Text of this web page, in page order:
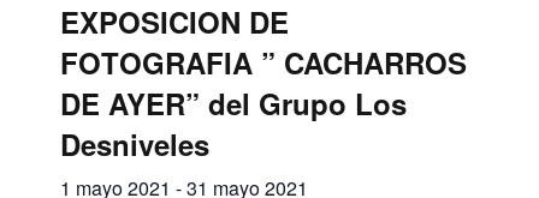
EXPOSICION DE
FOTOGRAFIA ” CACHARROS
DE AYER” del Grupo Los
Desniveles
1 mayo 2021 -31 mayo 2021